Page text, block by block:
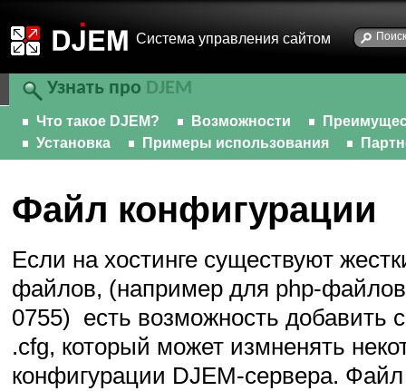
Cистема управления сайтом
Узнать про DJEM
Что такое DJEM? Возможности
Установка
Примеры использования
Файл конфигурации
Если на хостинге существуют
файлов, (например для php-файлов
0755) есть возможность добавить
.cfg, который может измненять
конфигурации DJEM-сервера. Файл